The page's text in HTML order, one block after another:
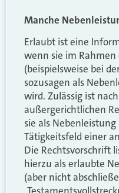
Manche
Erlaubt ist eine
wenn sie im
(beispielsweise bei
sozusagen als
wird. Zulässig ist
außergerichtlichen
sie als
Tätigkeitsfeld einer
Die Rechtsvorschrift
hierzu als erlaubte
(aber nicht